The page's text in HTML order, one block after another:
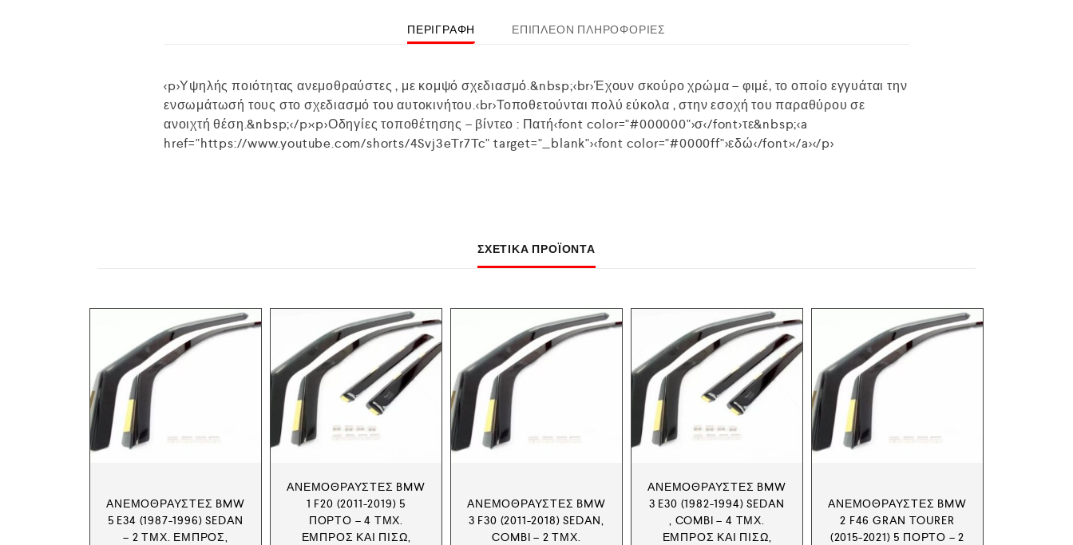
ΠΕΡΙΓΡΑΦΉ ΕΠΙΠΛΈΟΝ ΠΛΗΡΟΦΟΡΊΕΣ
<p>Υψηλής ποιότητας ανεμοθραύστες , με κομψό σχεδιασμό.&nbsp;<br>Έχουν σκούρο χρώμα – φιμέ, το οποίο εγγυάται την
ενσωμάτωσή τους στο σχεδιασμό του αυτοκινήτου.<br>Τοποθετούνται πολύ εύκολα , στην εσοχή του παραθύρου σε
ανοιχτή θέση.&nbsp;</p><p>Οδηγίες τοποθέτησης – βίντεο : Πατή<font color="#000000">σ</font>τε&nbsp;<a
href="https://www.youtube.com/shorts/4Svj3eTr7Tc" target="_blank"><font color="#0000ff">εδώ</font></a></p>
ΣΧΕΤΙΚΆ ΠΡΟΪΌΝΤΑ
ΑΝΕΜΟΘΡΑΎΣΤΕΣ BMW
5 E34 (1987-1996) SEDAN
– 2 ΤΜΧ. ΕΜΠΡΌΣ,
ΑΝΕΜΟΘΡΑΎΣΤΕΣ BMW
1 F20 (2011-2019) 5
ΠΟΡΤΟ – 4 ΤΜΧ.
ΕΜΠΡΌΣ ΚΑΙ ΠΊΣΩ,
ΑΝΕΜΟΘΡΑΎΣΤΕΣ BMW
3 F30 (2011-2018) SEDAN,
COMBI – 2 ΤΜΧ.
ΑΝΕΜΟΘΡΑΎΣΤΕΣ BMW
3 E30 (1982-1994) SEDAN
, COMBI – 4 ΤΜΧ.
ΕΜΠΡΌΣ ΚΑΙ ΠΊΣΩ,
ΑΝΕΜΟΘΡΑΎΣΤΕΣ BMW
2 F46 GRAN TOURER
(2015-2021) 5 ΠΟΡΤΟ – 2